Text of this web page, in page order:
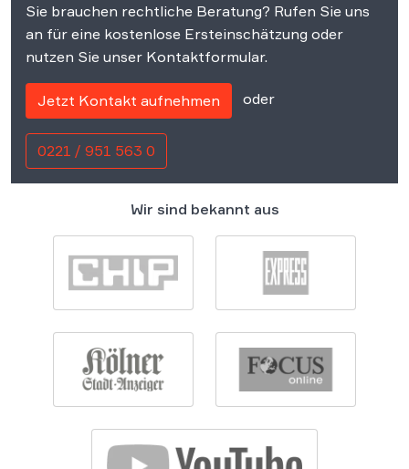
Sie brauchen rechtliche Beratung? Rufen Sie uns
an für eine kostenlose Ersteinschätzung oder
nutzen Sie unser Kontaktformular.
Jetzt Kontakt aufnehmen oder
0221 / 951 563 0
Wir sind bekannt aus